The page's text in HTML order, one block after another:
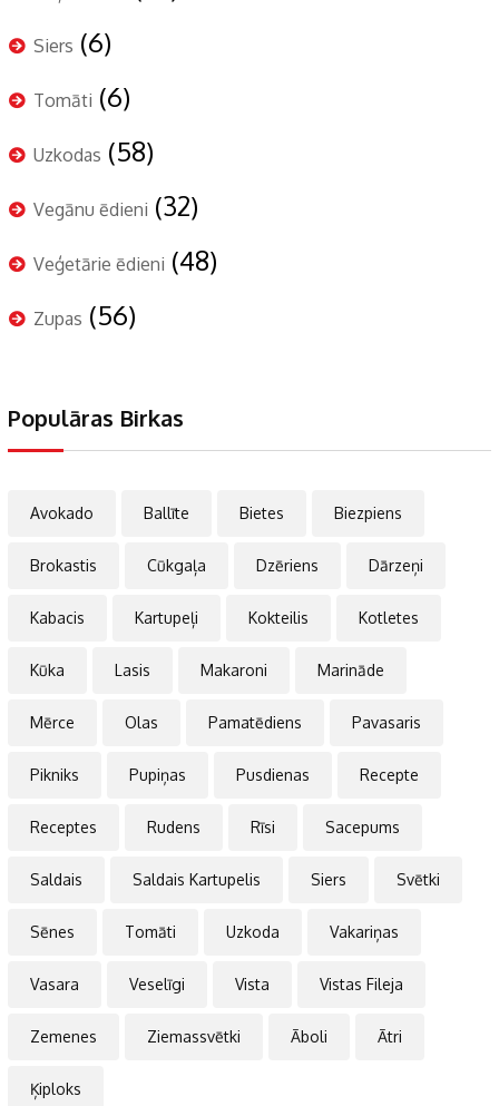
Siers (6)
Tomāti (6)
Uzkodas (58)
Vegānu ēdieni (32)
Veģetārie ēdieni (48)
Zupas (56)
Populāras Birkas
Avokado Ballīte Bietes Biezpiens
Brokastis Cūkgaļa Dzēriens Dārzeņi
Kabacis Kartupeļi Kokteilis Kotletes
Kūka Lasis Makaroni Marināde
Mērce Olas Pamatēdiens Pavasaris
Pikniks Pupiņas Pusdienas Recepte
Receptes Rudens Rīsi Sacepums
Saldais Saldais Kartupelis Siers Svētki
Sēnes Tomāti Uzkoda Vakariņas
Vasara Veselīgi Vista Vistas Fileja
Zemenes Ziemassvētki Āboli Ātri
Ķiploks